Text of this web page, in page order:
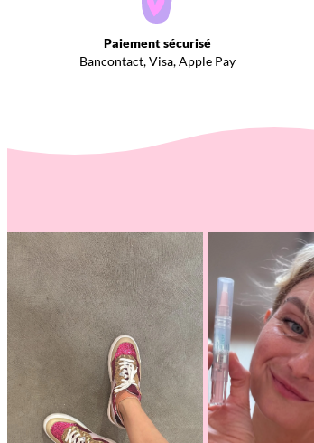
Paiement sécurisé
Bancontact, Visa, Apple Pay